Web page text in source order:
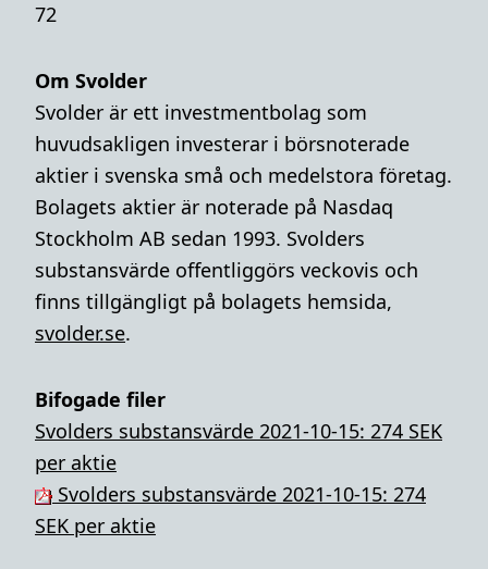
72
Om Svolder
Svolder är ett investmentbolag som
huvudsakligen investerar i börsnoterade
aktier i svenska små och medelstora företag.
Bolagets aktier är noterade på Nasdaq
Stockholm AB sedan 1993. Svolders
substansvärde offentliggörs veckovis och
finns tillgängligt på bolagets hemsida,
svolder.se.
Bifogade filer
Svolders substansvärde 2021-10-15: 274 SEK
per aktie
Svolders substansvärde 2021-10-15: 274
SEK per aktie